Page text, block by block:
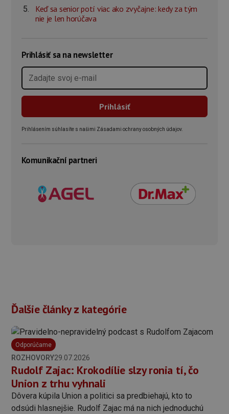
Keď sa senior potí viac ako zvyčajne: kedy za tým
nie je len horúčava
Prihlásiť sa na newsletter
Prihlásením súhlasíte s našimi Zásadami ochrany osobných údajov.
Komunikační partneri
Ďalšie články z kategórie
Odporúčame
ROZHOVORY29.07.2026
Rudolf Zajac: Krokodílie slzy ronia tí, čo
Union z trhu vyhnali
Dôvera kúpila Union a politici sa predbiehajú, kto to
odsúdi hlasnejšie. Rudolf Zajac má na nich jednoduchú